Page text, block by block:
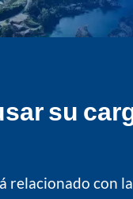
su
relacionado con